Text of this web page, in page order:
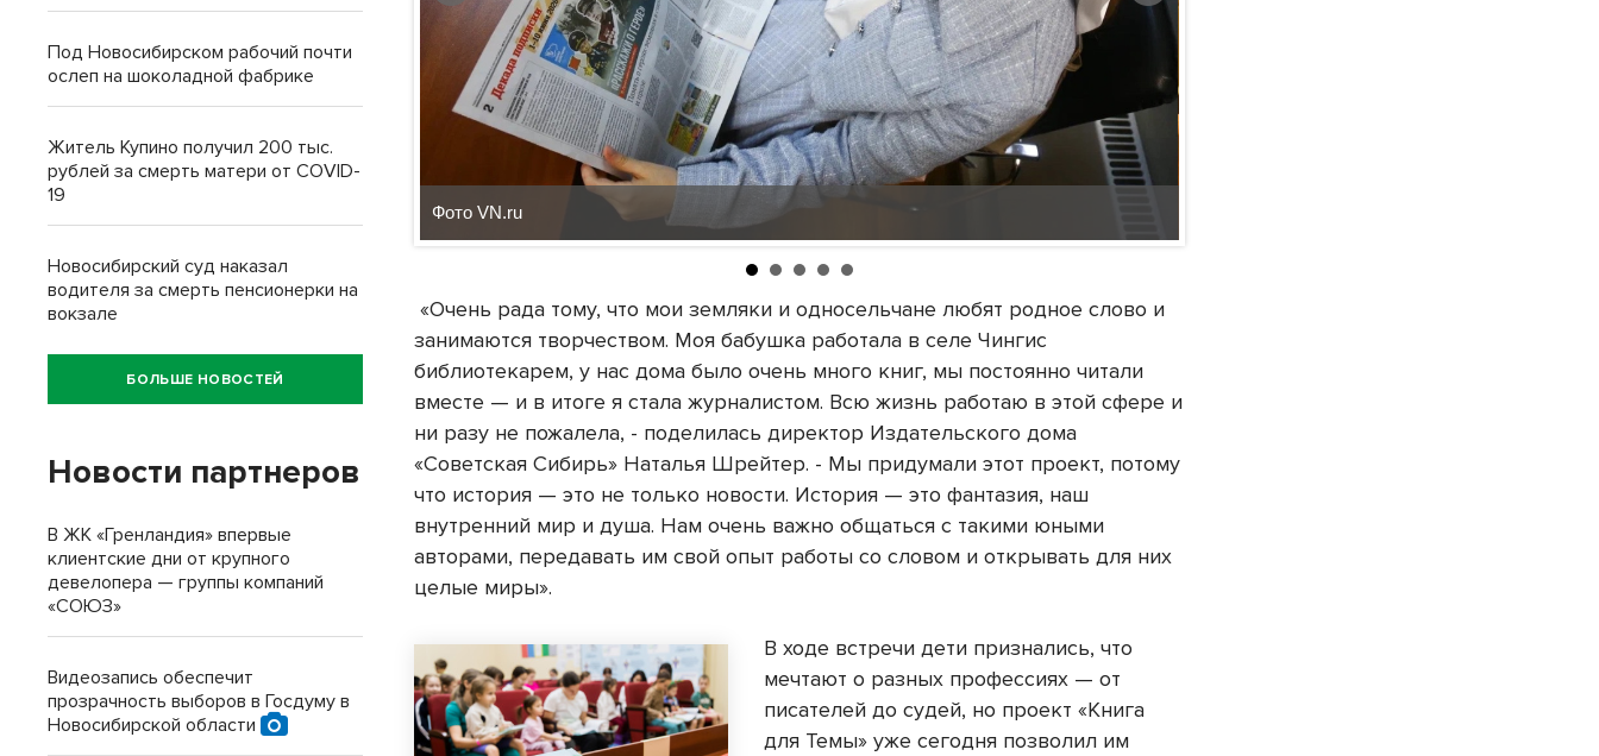
Фото VN.ru
«Очень рада тому, что мои земляки и односельчане любят родное слово и
занимаются творчеством. Моя бабушка работала в селе Чингис
библиотекарем, у нас дома было очень много книг, мы постоянно читали
вместе — и в итоге я стала журналистом. Всю жизнь работаю в этой сфере и
ни разу не пожалела, - поделилась директор Издательского дома
«Советская Сибирь» Наталья Шрейтер. - Мы придумали этот проект, потому
что история — это не только новости. История — это фантазия, наш
внутренний мир и душа. Нам очень важно общаться с такими юными
авторами, передавать им свой опыт работы со словом и открывать для них
целые миры».
В ходе встречи дети признались, что
мечтают о разных профессиях — от
писателей до судей, но проект «Книга
для Темы» уже сегодня позволил им
Под Новосибирском рабочий почти
ослеп на шоколадной фабрике
Житель Купино получил 200 тыс.
рублей за смерть матери от COVID-
19
Новосибирский суд наказал
водителя за смерть пенсионерки на
вокзале
БОЛЬШЕ НОВОСТЕЙ
Новости партнеров
В ЖК «Гренландия» впервые
клиентские дни от крупного
девелопера — группы компаний
«СОЮЗ»
Видеозапись обеспечит
прозрачность выборов в Госдуму в
Новосибирской области